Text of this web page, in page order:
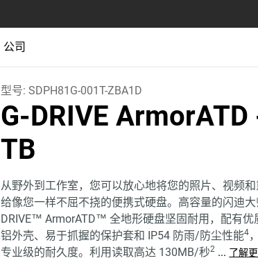
公司
型号:SDPH81G-001T-ZBA1D
G-DRIVE ArmorATD
TB
从野外到工作室，您可以放心地将您的照片、视频
给像您一样不屈不挠的便携式硬盘。高容量的闪迪
DRIVE™ ArmorATD™ 全地形硬盘坚固耐用，配有优
铝外壳、易于抓握的保护套和 IP54 防雨/防尘性能4
专业级的耐久度。利用读取高达 130MB/秒2 ... 了解